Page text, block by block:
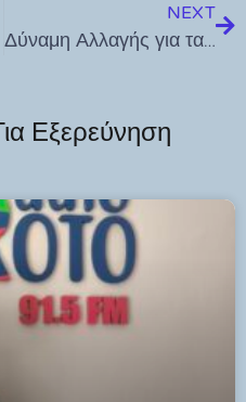
NEXT
Δύναμη Αλλαγής για τα 2 χρόνια της ΚΩΑΝ: 126.000 € καθαρά Πρόεδρος – Δ/νων Σ/λος – Γεν. Δ/ντης – Δ/ντης Τ.Υ
Εξερεύνηση